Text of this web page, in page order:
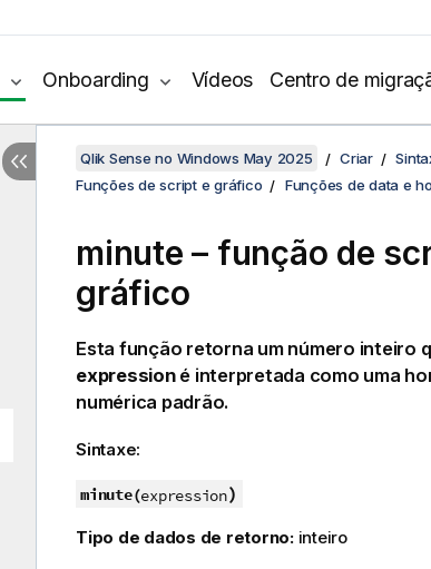
Onboarding Vídeos Centro de
Qlik Sense no Windows May 2025 Criar
Funções de script e gráfico
Funções de data e
minute – função de
gráfico
Esta função retorna um número inteiro
expressioné interpretada como uma
numérica padrão.
Sintaxe:
minute(expression)
Tipo de dados de retorno: inteiro